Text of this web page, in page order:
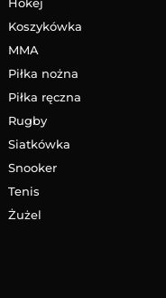
Koszykówka
MMA
Piłka nożna
Piłka ręczna
Rugby
Siatkówka
Snooker
Tenis
Żużel